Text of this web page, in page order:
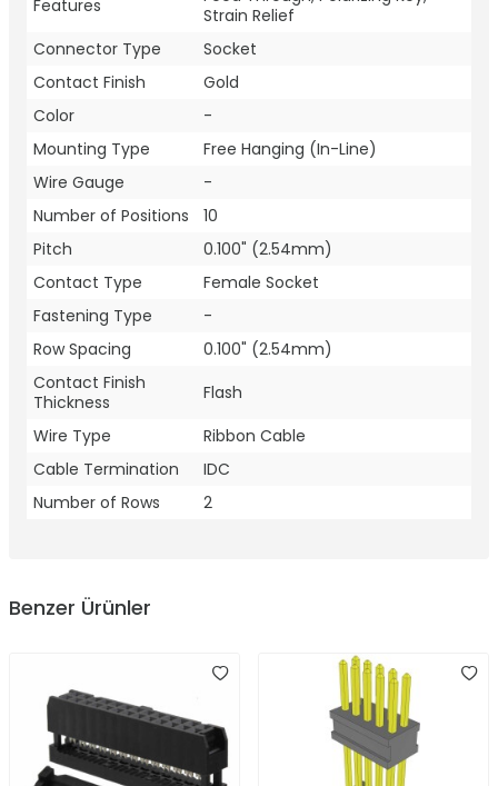
Features
Strain Relief
Connector Type
Socket
Contact Finish
Gold
Color
-
Mounting Type
Free Hanging (In-Line)
Wire Gauge
-
Number of Positions
10
Pitch
0.100" (2.54mm)
Contact Type
Female Socket
Fastening Type
-
Row Spacing
0.100" (2.54mm)
Contact Finish
Thickness
Flash
Wire Type
Ribbon Cable
Cable Termination
IDC
Number of Rows
2
Benzer Ürünler